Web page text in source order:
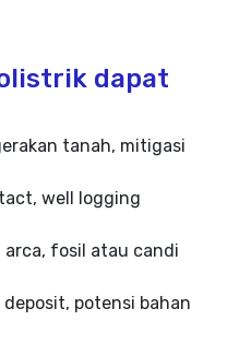
dapat
tanah, mitigasi
well logging
arca, fosil atau candi
potensi bahan